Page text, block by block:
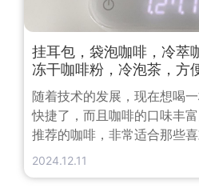
挂耳包，袋泡咖啡，冷萃
冻干咖啡粉，冷泡茶，方
择
随着技术的发展，现在想喝
快捷了，而且咖啡的口味丰
推荐的咖啡，非常适合那些
为了区别传统速溶咖啡，勿
2024.12.11